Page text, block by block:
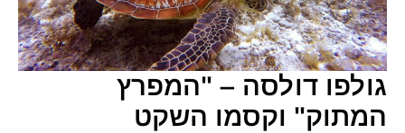
גולפו דולסה – "המפרץ
המתוק" וקסמו השקט